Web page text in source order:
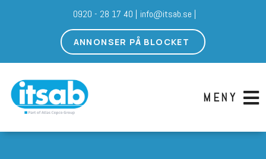
0920 - 28 17 40 | info@itsab.se |
ANNONSER PÅ BLOCKET
MENY